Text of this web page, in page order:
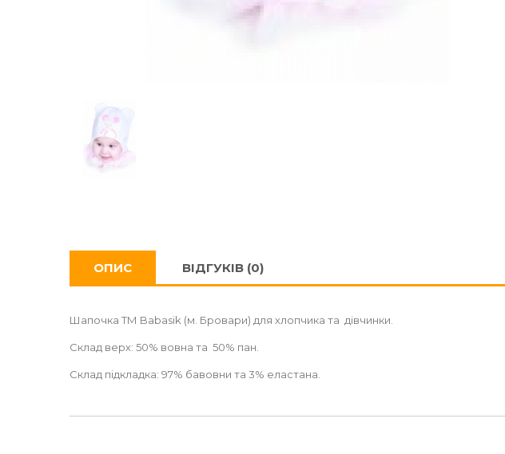
ОПИС ВІДГУКІВ (0)
Шапочка ТМ Babasik (м. Бровари) для хлопчика та дівчинки.
Склад верх: 50% вовна та 50% пан.
Склад підкладка: 97% бавовни та 3% еластана.